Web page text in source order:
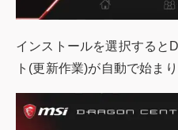
インストールを選択すると
ト(更新作業)が自動で始まり